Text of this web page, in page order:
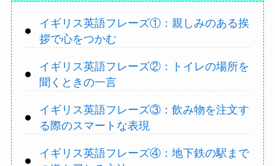
イギリス英語フレーズ①：親しみのある挨
拶で心をつかむ
イギリス英語フレーズ②：トイレの場所を
聞くときの一言
イギリス英語フレーズ③：飲み物を注文す
る際のスマートな表現
イギリス英語フレーズ④：地下鉄の駅まで